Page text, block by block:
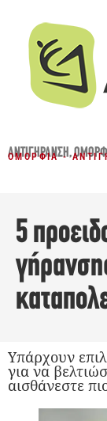
ΑΝΤΙΓΉΡΑΝΣΗ,
ΟΜΟΡΦΙΆ -
5
Υπάρχουν
για να
αισθάνεστε